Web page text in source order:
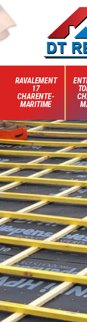
RAVALEMENT
17
CHARENTE-
MARITIME